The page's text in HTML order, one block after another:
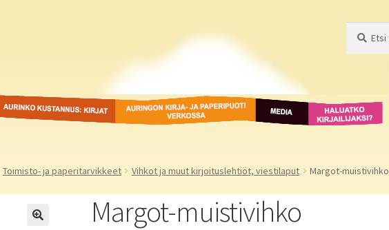
Aurinko Kustannus: kirjat Auringon kirja- ja
paperipuodit verkossa
Media
Haluatko
kirjailijaksi?
Toimisto- ja paperitarvikkeet Vihkot ja muut kirjoituslehtiöt, viestilaput Margot-muistivihko
Margot-muistivihko